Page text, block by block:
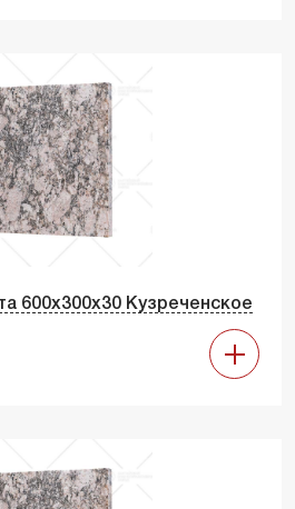
600х300х30 Кузреченское